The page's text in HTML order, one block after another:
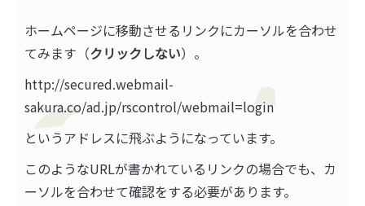
ホームページに移動させるリンクにカーソルを合わせ
てみます（クリックしない）。
http://secured.webmail-
sakura.co/ad.jp/rscontrol/webmail=login
というアドレスに飛ぶようになっています。
このようなURLが書かれているリンクの場合でも、カ
ーソルを合わせて確認をする必要があります。